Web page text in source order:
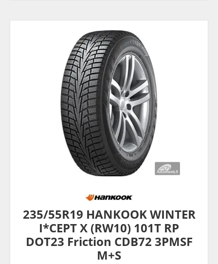
235/55R19 HANKOOK WINTER
I*CEPT X (RW10) 101T RP
DOT23 Friction CDB72 3PMSF
M+S